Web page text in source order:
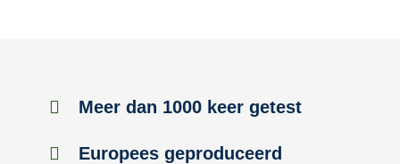
Meer dan 1000 keer getest
Europees geproduceerd